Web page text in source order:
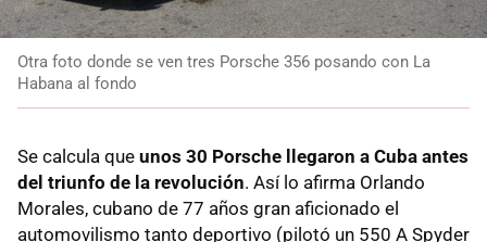
Otra foto donde se ven tres Porsche 356 posando con La
Habana al fondo
Se calcula que unos 30 Porsche llegaron a Cuba antes
del triunfo de la revolución. Así lo afirma Orlando
Morales, cubano de 77 años gran aficionado el
automovilismo tanto deportivo (pilotó un 550 A Spyder